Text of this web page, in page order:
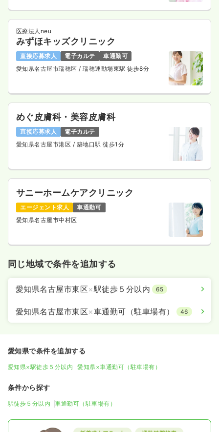
医療法人neu
みずほキッズクリニック
直接応募求人 電子カルテ
車通勤可
愛知県名古屋市瑞穂区/ 瑞穂運動場東駅 徒歩8分
めぐ皮膚科・美容皮膚科
直接応募求人
電子カルテ
愛知県名古屋市港区 / 築地口駅 徒歩1分
サニーホームケアクリニック
エージェント求人
車通勤可
愛知県名古屋市中村区
同じ地域で条件を追加する
愛知県名古屋市東区×駅徒歩５分以内 65
愛知県名古屋市東区×車通勤可（駐車場有） 46
愛知県で条件を追加する
愛知県×駅徒歩５分以内 愛知県×車通勤可（駐車場有）
条件から探す
駅徒歩５分以内 車通勤可（駐車場有）